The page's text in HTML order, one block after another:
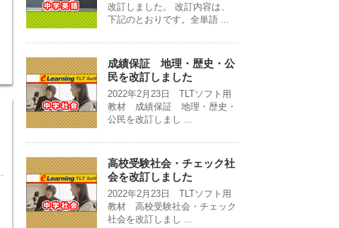
改訂しました。 改訂内容は、
下記のとおりです。全単語 ...
成績保証 地理・歴史・公
民を改訂しました
2022年2月23日 TLTソフト用
教材 成績保証 地理・歴史・
公民を改訂しまし ...
高校受験社会・チェック社
会を改訂しました
2022年2月23日 TLTソフト用
教材 高校受験社会・チェック
社会を改訂しまし ...